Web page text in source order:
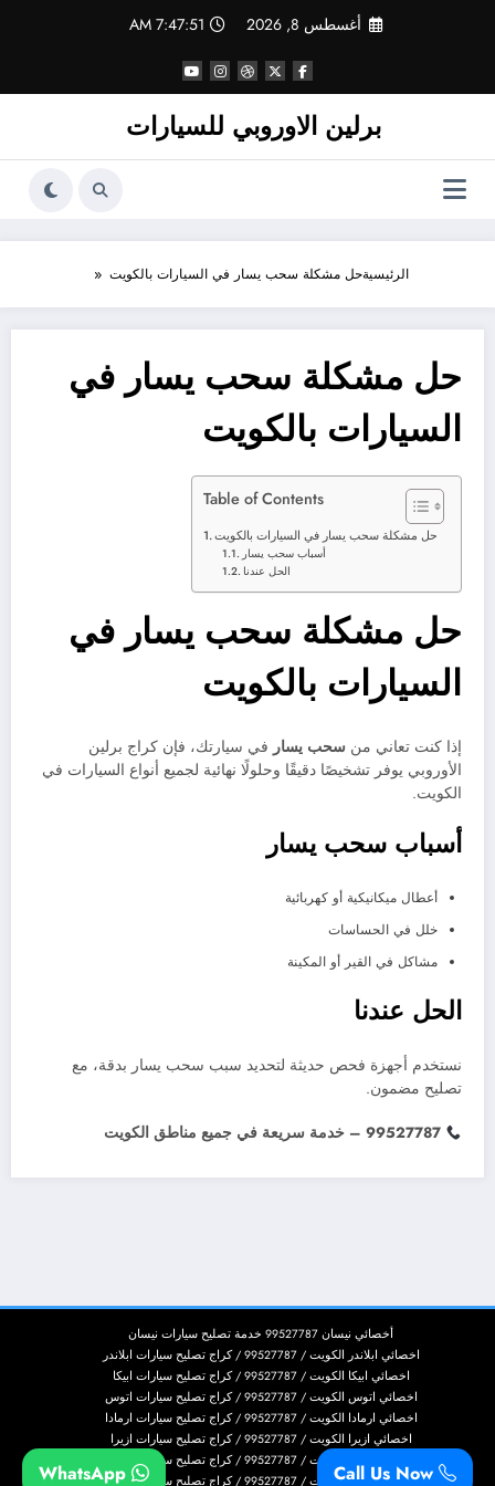
أغسطس 8, 2026 7:47:51 AM
برلين الاوروبي للسيارات
الرئيسيةحل مشكلة سحب يسار في السيارات بالكويت
حل مشكلة سحب يسار في
السيارات بالكويت
Table of Contents
حل مشكلة سحب يسار في السيارات بالكويت
أسباب سحب يسار
الحل عندنا
حل مشكلة سحب يسار في
السيارات بالكويت
إذا كنت تعاني من سحب يسار في سيارتك، فإن كراج برلين
الأوروبي يوفر تشخيصًا دقيقًا وحلولًا نهائية لجميع أنواع السيارات في
الكويت.
أسباب سحب يسار
أعطال ميكانيكية أو كهربائية
خلل في الحساسات
مشاكل في القير أو المكينة
الحل عندنا
نستخدم أجهزة فحص حديثة لتحديد سبب سحب يسار بدقة، مع
تصليح مضمون.
99527787 – خدمة سريعة في جميع مناطق الكويت
أخصائي نيسان 99527787 خدمة تصليح سيارات نيسان
اخصائي ابلاندر الكويت / 99527787 / كراج تصليح سيارات ابلاندر
اخصائي ابيكا الكويت / 99527787 / كراج تصليح سيارات ابيكا
اخصائي اتوس الكويت / 99527787 / كراج تصليح سيارات اتوس
اخصائي ارمادا الكويت / 99527787 / كراج تصليح سيارات ارمادا
اخصائي ازيرا الكويت / 99527787 / كراج تصليح سيارات ازيرا
اخصائي اسكاليد الكويت / 99527787 / كراج تصليح سيارات اسكاليد
اخصائي اسكيب الكويت / 99527787 / كراج تصليح سيارات اسكيب